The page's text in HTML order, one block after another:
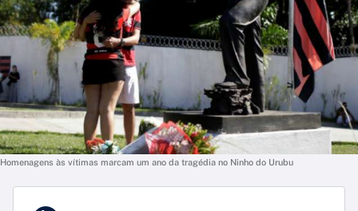
Homenagens às vítimas marcam um ano da tragédia no Ninho do Urubu